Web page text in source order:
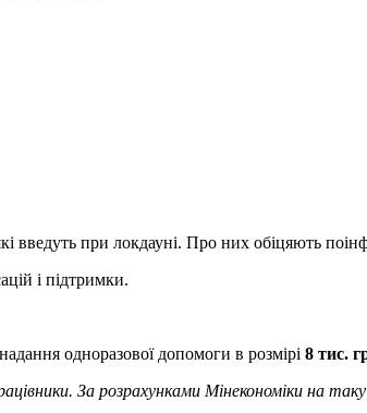
введуть при локдауні. Про них обіцяють
і підтримки.
одноразової допомоги в розмірі 8 тис.
За розрахунками Мінекономіки на